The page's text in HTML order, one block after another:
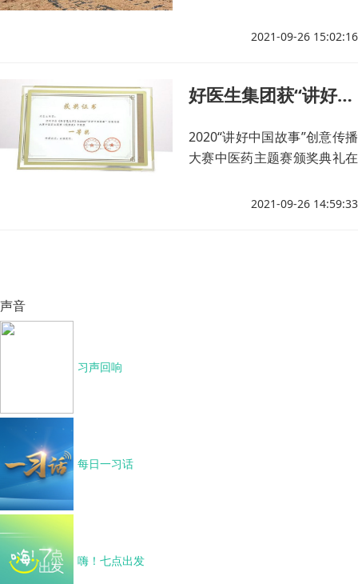
动仪式在喜德县李子乡博中村
2021-09-26 15:02:16
好医生集团获“讲好中国故事”创意传播大赛中医药主题赛一等奖
2020“讲好中国故事”创意传播
大赛中医药主题赛颁奖典礼在
《附子花又开》荣获中医药主
2021-09-26 14:59:33
声音
习声回响
每日一习话
嗨！七点出发